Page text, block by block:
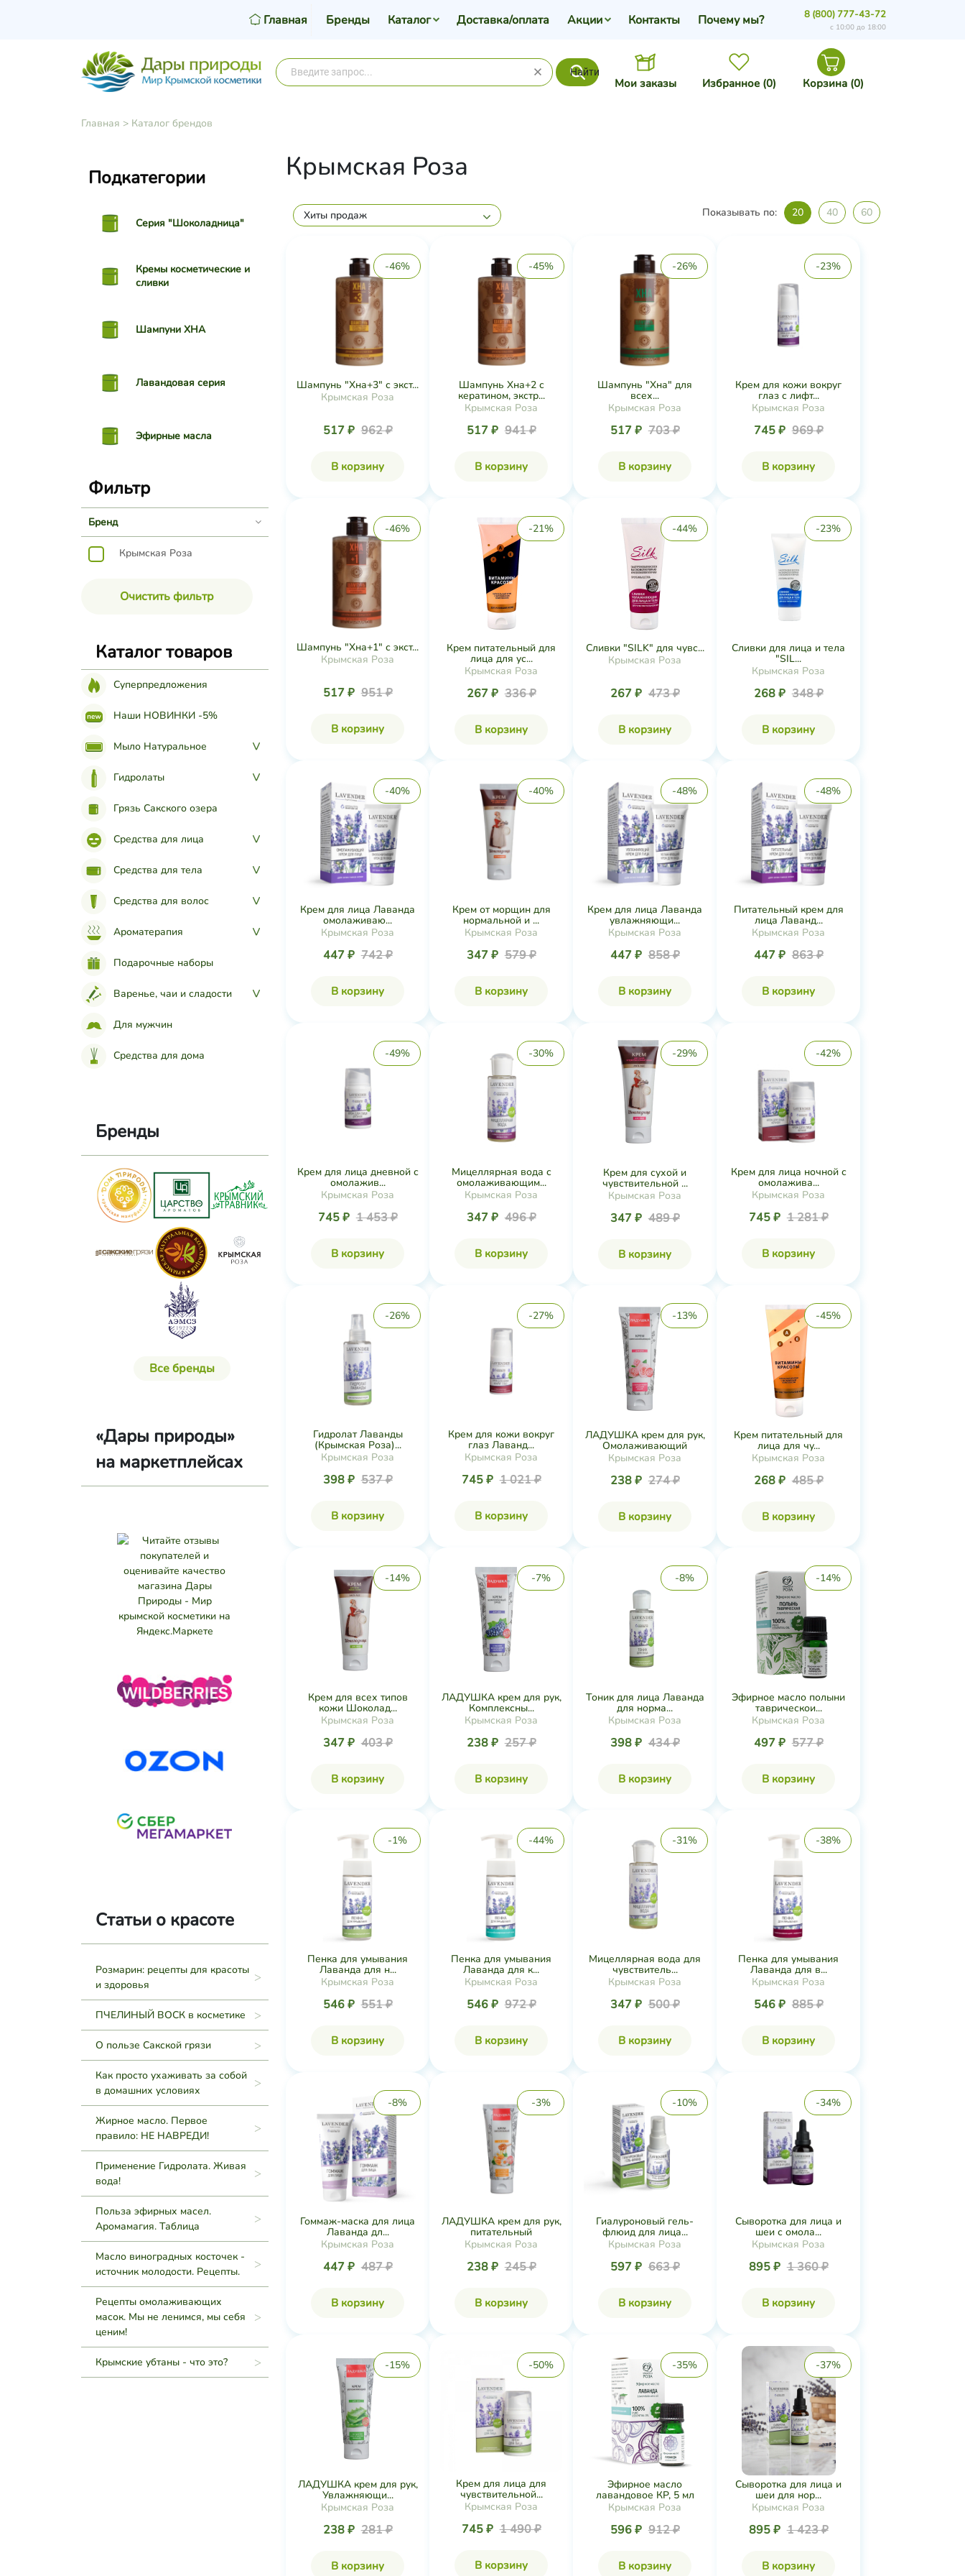
Найти
Мои заказы Избранное (0) Корзина (0)
Главная Бренды Каталог Доставка/оплата Акции Контакты Почему мы? 8 (800) 777-43-72
с 10:00 до 18:00
Главная > Каталог брендов
Подкатегории
Серия "Шоколадница"
Кремы косметические и
сливки
Шампуни ХНА
Лавандовая серия
Эфирные масла
Фильтр
Бренд
Крымская Роза
Очистить фильтр
Каталог товаров
Суперпредложения
Наши НОВИНКИ -5%
Мыло Натуральное >
Гидролаты >
Грязь Сакского озера
Средства для лица >
Средства для тела >
Средства для волос >
Ароматерапия >
Подарочные наборы
Варенье, чаи и сладости >
Для мужчин
Средства для дома
Бренды
Все бренды
«Дары природы»
на маркетплейсах
Статьи о красоте
Розмарин: рецепты для красоты
и здоровья
ПЧЕЛИНЫЙ ВОСК в косметике
О пользе Сакской грязи
Как просто ухаживать за собой
в домашних условиях
Жирное масло. Первое
правило: НЕ НАВРЕДИ!
Применение Гидролата. Живая
вода!
Польза эфирных масел.
Аромамагия. Таблица
Масло виноградных косточек -
источник молодости. Рецепты.
Рецепты омолаживающих
масок. Мы не ленимся, мы себя
ценим!
Крымские убтаны - что это?
Крымская Роза
Хиты продаж Показывать по: 20 40 60
-46%
Шампунь "Хна+3" с экст...
Крымская Роза
517 ₽ 962 ₽
В корзину
-45%
Шампунь Хна+2 с
кератином, экстр...
Крымская Роза
517 ₽ 941 ₽
В корзину
-26%
Шампунь "Хна" для
всех...
Крымская Роза
517 ₽ 703 ₽
В корзину
-23%
Крем для кожи вокруг
глаз с лифт...
Крымская Роза
745 ₽ 969 ₽
В корзину
-46%
Шампунь "Хна+1" с экст...
Крымская Роза
517 ₽ 951 ₽
В корзину
-21%
Крем питательный для
лица для ус...
Крымская Роза
267 ₽ 336 ₽
В корзину
-44%
Сливки "SILK" для чувс...
Крымская Роза
267 ₽ 473 ₽
В корзину
-23%
Сливки для лица и тела
"SIL...
Крымская Роза
268 ₽ 348 ₽
В корзину
-40%
Крем для лица Лаванда
омолаживаю...
Крымская Роза
447 ₽ 742 ₽
В корзину
-40%
Крем от морщин для
нормальной и ...
Крымская Роза
347 ₽ 579 ₽
В корзину
-48%
Крем для лица Лаванда
увлажняющи...
Крымская Роза
447 ₽ 858 ₽
В корзину
-48%
Питательный крем для
лица Лаванд...
Крымская Роза
447 ₽ 863 ₽
В корзину
-49%
Крем для лица дневной с
омолажив...
Крымская Роза
745 ₽ 1 453 ₽
В корзину
-30%
Мицеллярная вода с
омолаживающим...
Крымская Роза
347 ₽ 496 ₽
В корзину
-29%
Крем для сухой и
чувствительной ...
Крымская Роза
347 ₽ 489 ₽
В корзину
-42%
Крем для лица ночной с
омолажива...
Крымская Роза
745 ₽ 1 281 ₽
В корзину
-26%
Гидролат Лаванды
(Крымская Роза)...
Крымская Роза
398 ₽ 537 ₽
В корзину
-27%
Крем для кожи вокруг
глаз Лаванд...
Крымская Роза
745 ₽ 1 021 ₽
В корзину
-13%
ЛАДУШКА крем для рук,
Омолаживающий
Крымская Роза
238 ₽ 274 ₽
В корзину
-45%
Крем питательный для
лица для чу...
Крымская Роза
268 ₽ 485 ₽
В корзину
-14%
Крем для всех типов
кожи Шоколад...
Крымская Роза
347 ₽ 403 ₽
В корзину
-7%
ЛАДУШКА крем для рук,
Комплексны...
Крымская Роза
238 ₽ 257 ₽
В корзину
-8%
Тоник для лица Лаванда
для норма...
Крымская Роза
398 ₽ 434 ₽
В корзину
-14%
Эфирное масло полыни
таврическои...
Крымская Роза
497 ₽ 577 ₽
В корзину
-1%
Пенка для умывания
Лаванда для н...
Крымская Роза
546 ₽ 551 ₽
В корзину
-44%
Пенка для умывания
Лаванда для к...
Крымская Роза
546 ₽ 972 ₽
В корзину
-31%
Мицеллярная вода для
чувствитель...
Крымская Роза
347 ₽ 500 ₽
В корзину
-38%
Пенка для умывания
Лаванда для в...
Крымская Роза
546 ₽ 885 ₽
В корзину
-8%
Гоммаж-маска для лица
Лаванда дл...
Крымская Роза
447 ₽ 487 ₽
В корзину
-3%
ЛАДУШКА крем для рук,
питательный
Крымская Роза
238 ₽ 245 ₽
В корзину
-10%
Гиалуроновый гель-
флюид для лица...
Крымская Роза
597 ₽ 663 ₽
В корзину
-34%
Сыворотка для лица и
шеи с омола...
Крымская Роза
895 ₽ 1 360 ₽
В корзину
-15%
ЛАДУШКА крем для рук,
Увлажняющи...
Крымская Роза
238 ₽ 281 ₽
В корзину
-50%
Крем для лица для
чувствительной...
Крымская Роза
745 ₽ 1 490 ₽
В корзину
-35%
Эфирное масло
лавандовое КР, 5 мл
Крымская Роза
596 ₽ 912 ₽
В корзину
-37%
Сыворотка для лица и
шеи для нор...
Крымская Роза
895 ₽ 1 423 ₽
В корзину